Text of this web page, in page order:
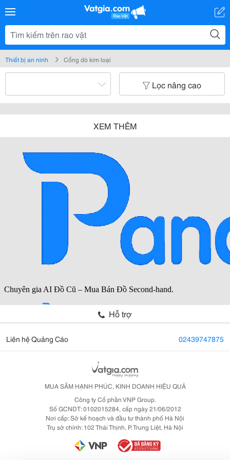
Thiết bị an ninh Cổng dò kim loại
Lọc nâng cao
XEM THÊM
Hỗ trợ
Liên hệ Quảng Cáo 02439747875
MUA SẮM HẠNH PHÚC, KINH DOANH HIỆU QUẢ
Công ty Cổ phần VNP Group.
Số GCNDT: 0102015284, cấp ngày 21/06/2012
Nơi cấp: Sở kế hoạch và đầu tư thành phố Hà Nội
Trụ sở chính: 102 Thái Thịnh, P. Trung Liệt, Hà Nội